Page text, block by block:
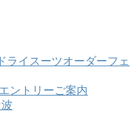
ライスーツオーダーフェ
ントリーご案内